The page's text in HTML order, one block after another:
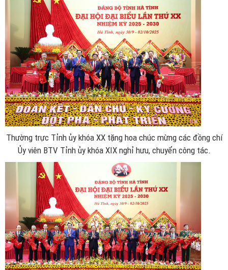
Thường trực Tỉnh ủy khóa XX tặng hoa chúc mừng các đồng chí
Ủy viên BTV Tỉnh ủy khóa XIX nghỉ hưu, chuyển công tác.